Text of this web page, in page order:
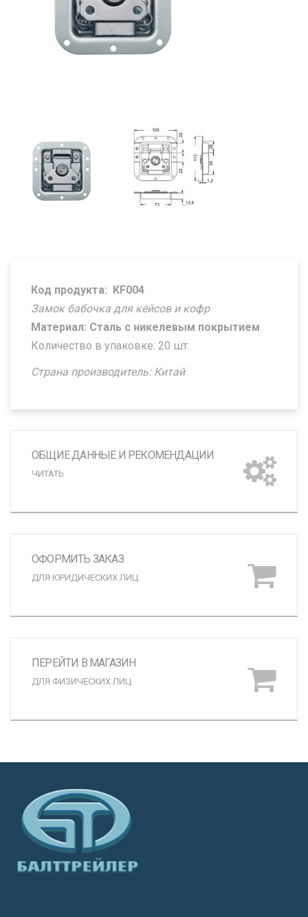
Код продукта:
KF004
Замок бабочка для кейсов и кофр
Материал: Сталь с никелевым покрытием
Количество в упаковке: 20 шт.
Страна производитель: Китай
ОБЩИЕ ДАННЫЕ И РЕКОМЕНДАЦИИ
ЧИТАТЬ
ОФОРМИТЬ ЗАКАЗ
ДЛЯ ЮРИДИЧЕСКИХ ЛИЦ
ПЕРЕЙТИ В МАГАЗИН
ДЛЯ ФИЗИЧЕСКИХ ЛИЦ